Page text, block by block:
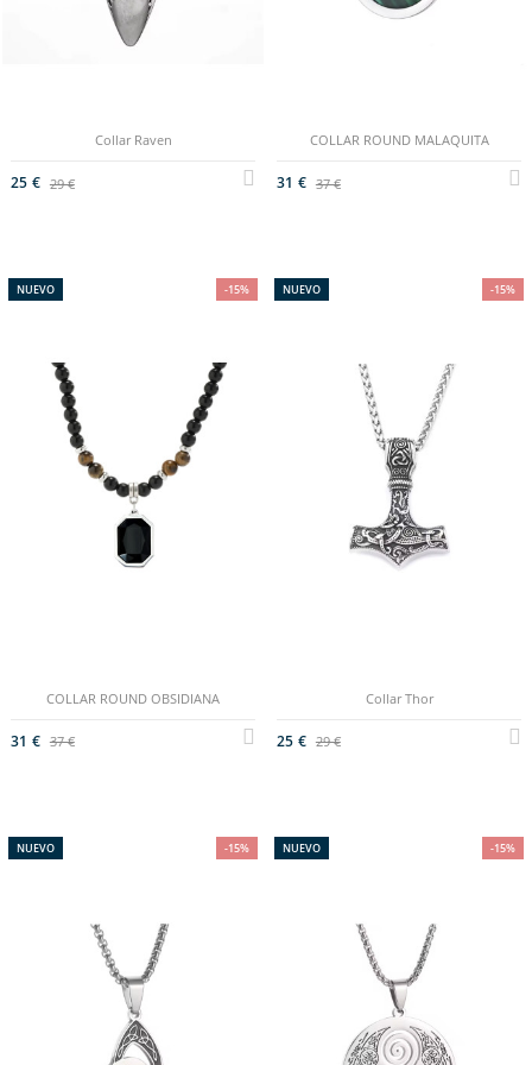
Collar Raven
25 € 29 €
COLLAR ROUND MALAQUITA
31 € 37 €
-15%
NUEVO
COLLAR ROUND OBSIDIANA
31 € 37 €
-15%
NUEVO
Collar Thor
25 € 29 €
-15%
NUEVO -15%
NUEVO
((createText))